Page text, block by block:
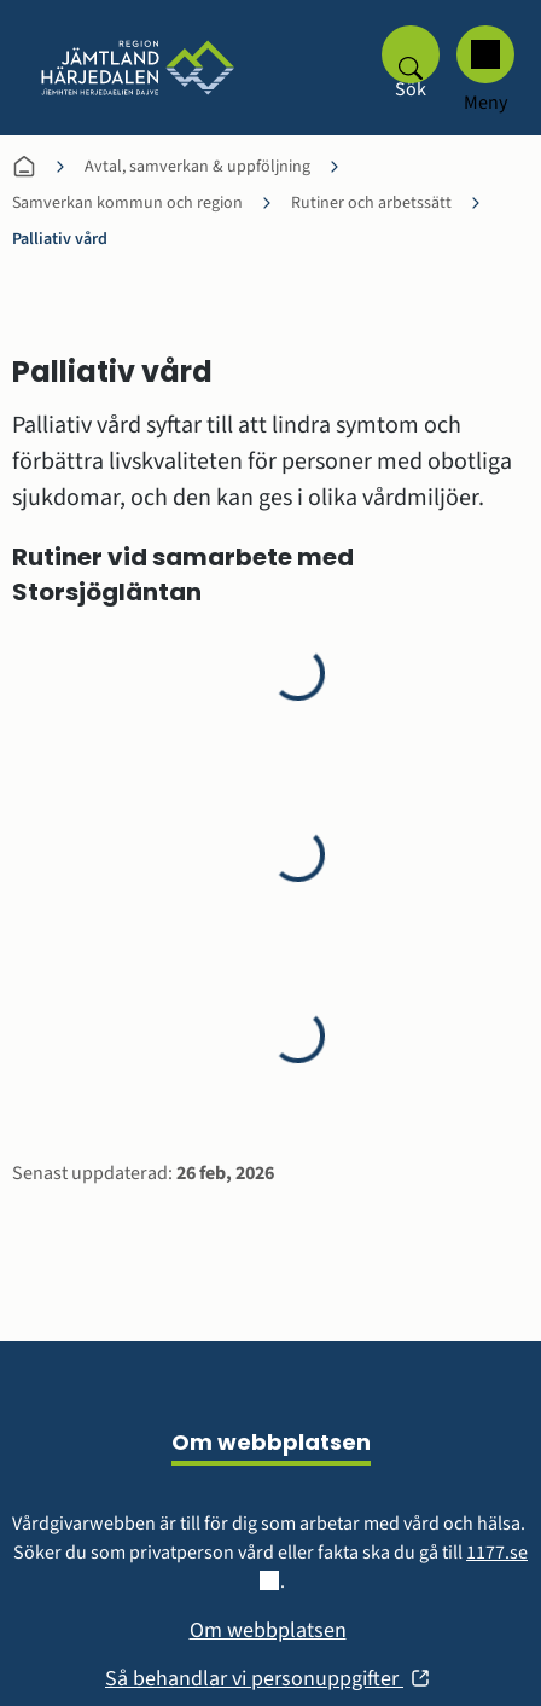
Sök Meny
Avtal, samverkan & uppföljning
Samverkan kommun och region
Rutiner och arbetssätt
Palliativ vård
Palliativ vård
Palliativ vård syftar till att lindra symtom och
förbättra livskvaliteten för personer med obotliga
sjukdomar, och den kan ges i olika vårdmiljöer.
Rutiner vid samarbete med
Storsjögläntan
Sidinformation
Senast uppdaterad:26 feb, 2026
Om webbplatsen
Vårdgivarwebben är till för dig som arbetar med vård och hälsa.
Söker du som privatperson vård eller fakta ska du gå till 1177.se
.
Om webbplatsen
Så behandlar vi personuppgifter (öppnas